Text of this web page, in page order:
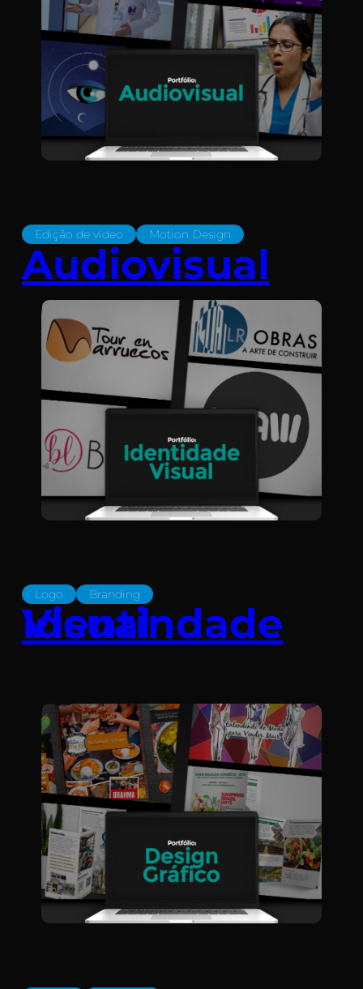
Edição de vídeo Motion Design
Audiovisual
Logo Branding
Identindade Visual